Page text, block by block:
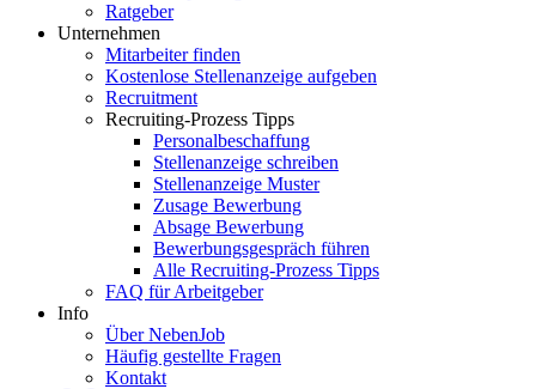
Ratgeber
Unternehmen
Mitarbeiter finden
Kostenlose Stellenanzeige aufgeben
Recruitment
Recruiting-Prozess Tipps
Personalbeschaffung
Stellenanzeige schreiben
Stellenanzeige Muster
Zusage Bewerbung
Absage Bewerbung
Bewerbungsgespräch führen
Alle Recruiting-Prozess Tipps
FAQ für Arbeitgeber
Info
Über NebenJob
Häufig gestellte Fragen
Kontakt